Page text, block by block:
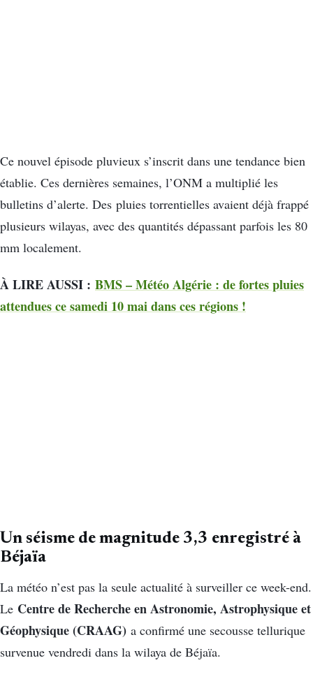
Ce nouvel épisode pluvieux s’inscrit dans une tendance bien
établie. Ces dernières semaines, l’ONM a multiplié les
bulletins d’alerte. Des pluies torrentielles avaient déjà frappé
plusieurs wilayas, avec des quantités dépassant parfois les 80
mm localement.
À LIRE AUSSI : BMS – Météo Algérie : de fortes pluies
attendues ce samedi 10 mai dans ces régions !
Un séisme de magnitude 3,3 enregistré à
Béjaïa
La météo n’est pas la seule actualité à surveiller ce week-end.
Le Centre de Recherche en Astronomie, Astrophysique et
Géophysique (CRAAG) a confirmé une secousse tellurique
survenue vendredi dans la wilaya de Béjaïa.